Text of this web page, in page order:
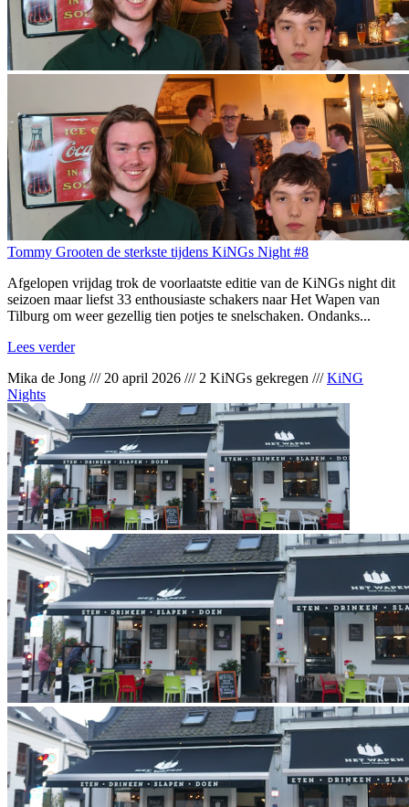
Tommy Grooten de sterkste tijdens KiNGs Night #8
Afgelopen vrijdag trok de voorlaatste editie van de KiNGs night dit
seizoen maar liefst 33 enthousiaste schakers naar Het Wapen van
Tilburg om weer gezellig tien potjes te snelschaken. Ondanks...
Lees verder
Mika de Jong /// 20 april 2026 /// 2 KiNGs gekregen ///KiNG
Nights